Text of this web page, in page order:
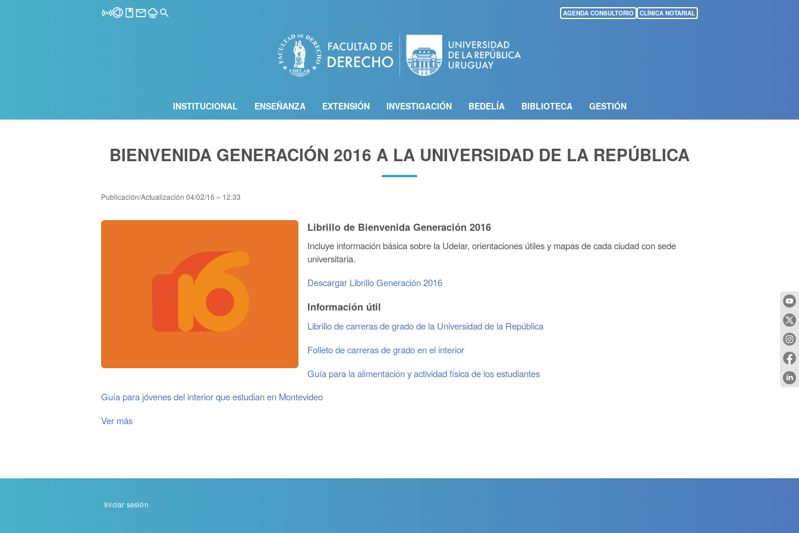
contenido
principal
AGENDA CONSULTORIO CLÍNICA NOTARIAL
INSTITUCIONAL ENSEÑANZA EXTENSIÓN INVESTIGACIÓN BEDELÍA BIBLIOTECA GESTIÓN
BIENVENIDA GENERACIÓN 2016 A LA UNIVERSIDAD DE LA REPÚBLICA
Publicación/Actualización 04/02/16 – 12:33
Librillo de Bienvenida Generación 2016
Incluye información básica sobre la Udelar, orientaciones útiles y mapas de cada ciudad con sede
universitaria.
Descargar Librillo Generación 2016
Información útil
Librillo de carreras de grado de la Universidad de la República
Folleto de carreras de grado en el interior
Guía para la alimentación y actividad física de los estudiantes
Guía para jóvenes del interior que estudian en Montevideo
Ver más
Menu
Iniciar sesión